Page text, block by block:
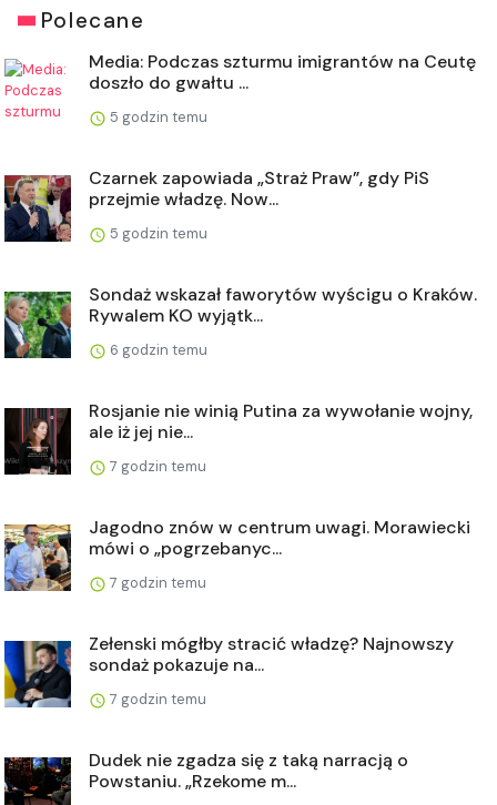
Polecane
Media: Podczas szturmu imigrantów na Ceutę
doszło do gwałtu ...
5 godzin temu
Czarnek zapowiada „Straż Praw”, gdy PiS
przejmie władzę. Now...
5 godzin temu
Sondaż wskazał faworytów wyścigu o Kraków.
Rywalem KO wyjątk...
6 godzin temu
Rosjanie nie winią Putina za wywołanie wojny,
ale iż jej nie...
7 godzin temu
Jagodno znów w centrum uwagi. Morawiecki
mówi o „pogrzebanyc...
7 godzin temu
Zełenski mógłby stracić władzę? Najnowszy
sondaż pokazuje na...
7 godzin temu
Dudek nie zgadza się z taką narracją o
Powstaniu. „Rzekome m...